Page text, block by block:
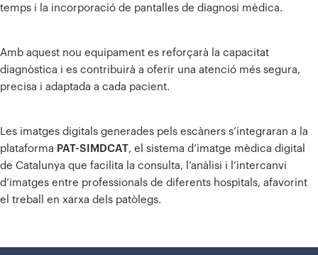
temps i la incorporació de pantalles de diagnosi mèdica.
Amb aquest nou equipament es reforçarà la capacitat
diagnòstica i es contribuirà a oferir una atenció més segura,
precisa i adaptada a cada pacient.
Les imatges digitals generades pels escàners s’integraran a la
plataforma PAT-SIMDCAT, el sistema d’imatge mèdica digital
de Catalunya que facilita la consulta, l’anàlisi i l’intercanvi
d’imatges entre professionals de diferents hospitals, afavorint
el treball en xarxa dels patòlegs.